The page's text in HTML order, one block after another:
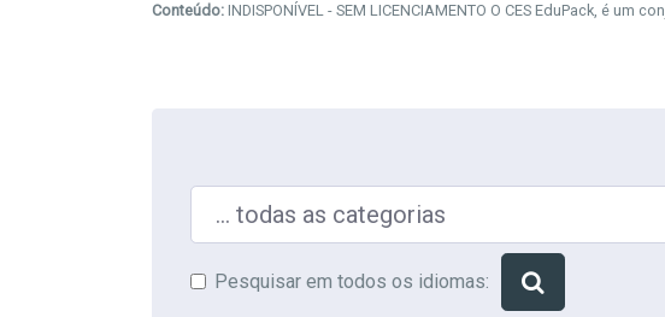
Conteúdo: INDISPONÍVEL - SEM LICENCIAMENTO O CES EduPack, é
Pesquisar em todos os idiomas: